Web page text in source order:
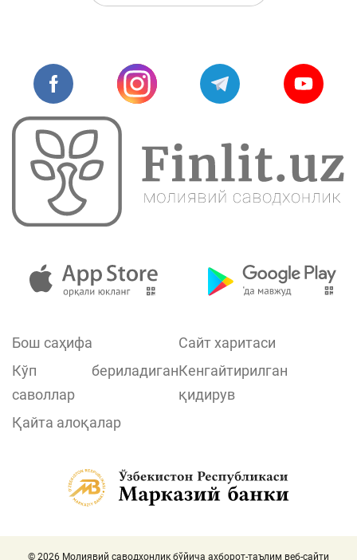
Бош саҳифа
Сайт харитаси
Кўп бериладиган
саволлар
Кенгайтирилган
қидирув
Қайта алоқалар
© 2026 Молиявий саводхонлик бўйича ахборот-таълим веб-сайти